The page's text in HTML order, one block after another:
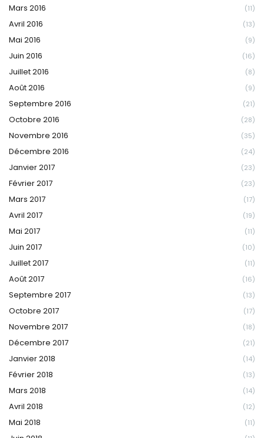
Mars 2016 (11)
Avril 2016 (13)
Mai 2016 (9)
Juin 2016 (16)
Juillet 2016 (8)
Août 2016 (9)
Septembre 2016 (21)
Octobre 2016 (28)
Novembre 2016 (35)
Décembre 2016 (24)
Janvier 2017 (23)
Février 2017 (23)
Mars 2017 (17)
Avril 2017 (19)
Mai 2017 (11)
Juin 2017 (10)
Juillet 2017 (11)
Août 2017 (16)
Septembre 2017 (13)
Octobre 2017 (17)
Novembre 2017 (18)
Décembre 2017 (21)
Janvier 2018 (14)
Février 2018 (13)
Mars 2018 (14)
Avril 2018 (12)
Mai 2018 (11)